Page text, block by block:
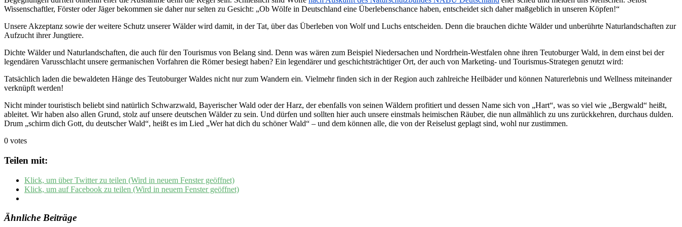
Wissenschaftler, Förster oder Jäger bekommen sie daher nur selten zu Gesicht: „Ob Wölfe in Deutschland eine Überlebenschance haben, entscheidet sich daher maßgeblich in unseren Köpfen!“
Unsere Akzeptanz sowie der weitere Schutz unserer Wälder wird damit, in der Tat, über das Überleben von Wolf und Luchs entscheiden. Denn die brauchen dichte Wälder und unberührte Naturlandschaften zur
Aufzucht ihrer Jungtiere.
Dichte Wälder und Naturlandschaften, die auch für den Tourismus von Belang sind. Denn was wären zum Beispiel Niedersachen und Nordrhein-Westfalen ohne ihren Teutoburger Wald, in dem einst bei der
legendären Varusschlacht unsere germanischen Vorfahren die Römer besiegt haben? Ein legendärer und geschichtsträchtiger Ort, der auch von Marketing- und Tourismus-Strategen genutzt wird:
Tatsächlich laden die bewaldeten Hänge des Teutoburger Waldes nicht nur zum Wandern ein. Vielmehr finden sich in der Region auch zahlreiche Heilbäder und können Naturerlebnis und Wellness miteinander
verknüpft werden!
Nicht minder touristisch beliebt sind natürlich Schwarzwald, Bayerischer Wald oder der Harz, der ebenfalls von seinen Wäldern profitiert und dessen Name sich von „Hart“, was so viel wie „Bergwald“ heißt,
ableitet. Wir haben also allen Grund, stolz auf unsere deutschen Wälder zu sein. Und dürfen und sollten hier auch unsere einstmals heimischen Räuber, die nun allmählich zu uns zurückkehren, durchaus dulden.
Drum „schirm dich Gott, du deutscher Wald“, heißt es im Lied „Wer hat dich du schöner Wald“ – und dem können alle, die von der Reiselust geplagt sind, wohl nur zustimmen.
0 votes
Teilen mit:
Klick, um über Twitter zu teilen (Wird in neuem Fenster geöffnet)
Klick, um auf Facebook zu teilen (Wird in neuem Fenster geöffnet)
Ähnliche Beiträge